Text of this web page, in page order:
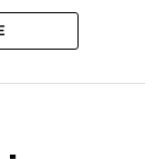
de des muți
înfruntat.